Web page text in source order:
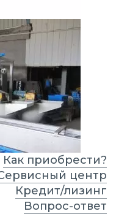
Как приобрести?
центр
Кредит/лизинг
Вопрос-ответ